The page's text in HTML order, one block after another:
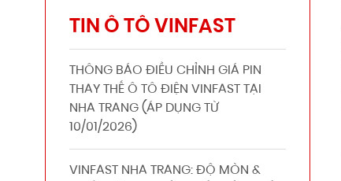
TIN Ô TÔ VINFAST
THÔNG BÁO ĐIỀU CHỈNH GIÁ PIN
THAY THẾ Ô TÔ ĐIỆN VINFAST TẠI
NHA TRANG (ÁP DỤNG TỪ
10/01/2026)
VINFAST NHA TRANG: ĐỘ MÒN &